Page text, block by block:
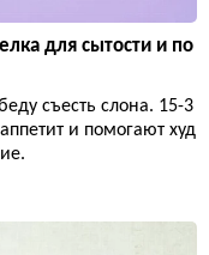
для сытости и по
съесть слона. 15-3
и помогают худ